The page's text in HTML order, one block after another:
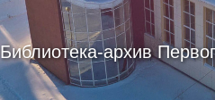
Библиотека-архив